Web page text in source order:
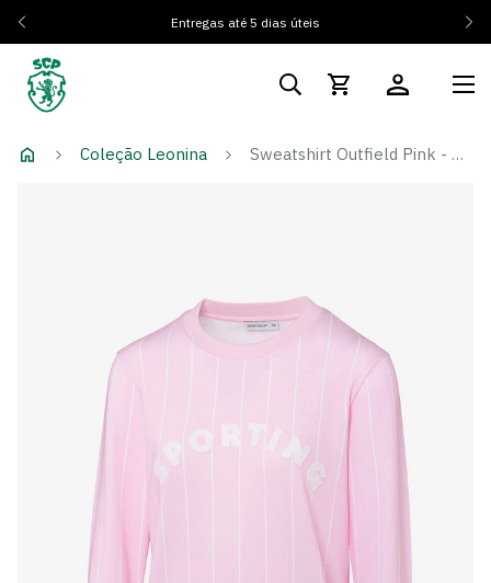
Entregas até 5 dias úteis
Coleção Leonina Sweatshirt Outfield Pink - Mulher